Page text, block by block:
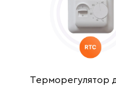
Терморегулятор